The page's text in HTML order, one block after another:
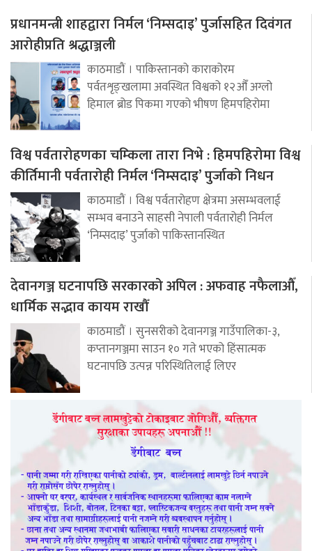
प्रधानमन्त्री शाहद्वारा निर्मल ‘निम्सदाइ’ पुर्जासहित दिवंगत
आरोहीप्रति श्रद्धाञ्जली
काठमाडौं । पाकिस्तानको काराकोरम
पर्वतशृङ्खलामा अवस्थित विश्वको १२औँ अग्लो
हिमाल ब्रोड पिकमा गएको भीषण हिमपहिरोमा
विश्व पर्वतारोहणका चम्किला तारा निभे : हिमपहिरोमा विश्व
कीर्तिमानी पर्वतारोही निर्मल ‘निम्सदाइ’ पुर्जाको निधन
काठमाडौं । विश्व पर्वतारोहण क्षेत्रमा असम्भवलाई
सम्भव बनाउने साहसी नेपाली पर्वतारोही निर्मल
‘निम्सदाइ’ पुर्जाको पाकिस्तानस्थित
देवानगञ्ज घटनापछि सरकारको अपिल : अफवाह नफैलाऔँ,
धार्मिक सद्भाव कायम राखौँ
काठमाडौं । सुनसरीको देवानगञ्ज गाउँपालिका-३,
कप्तानगञ्जमा साउन १० गते भएको हिंसात्मक
घटनापछि उत्पन्न परिस्थितिलाई लिएर